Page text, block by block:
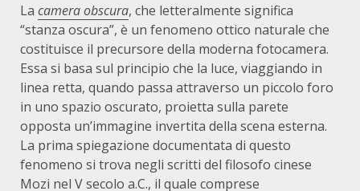
La camera obscura, che letteralmente significa
“stanza oscura”, è un fenomeno ottico naturale che
costituisce il precursore della moderna fotocamera.
Essa si basa sul principio che la luce, viaggiando in
linea retta, quando passa attraverso un piccolo foro
in uno spazio oscurato, proietta sulla parete
opposta un’immagine invertita della scena esterna.
La prima spiegazione documentata di questo
fenomeno si trova negli scritti del filosofo cinese
Mozi nel V secolo a.C., il quale comprese